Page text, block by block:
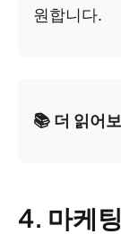
원합니다.
📚 더 읽어
4. 마케